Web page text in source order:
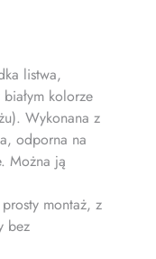
listwa,
kolorze
Wykonana z
odporna na
Można ją
montaż, z
bez